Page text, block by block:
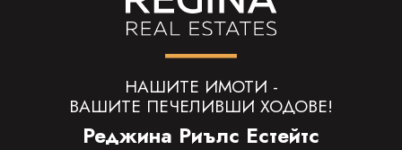
НАШИТЕ ИМОТИ -
ВАШИТЕ ПЕЧЕЛИВШИ ХОДОВЕ!
Реджина Риълс Естейтс